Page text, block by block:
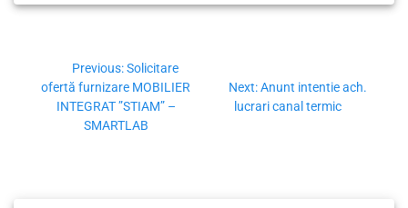
Previous:Solicitare
ofertă furnizare MOBILIER
INTEGRAT ”STIAM” –
SMARTLAB
Next:Anunt intentie ach.
lucrari canal termic